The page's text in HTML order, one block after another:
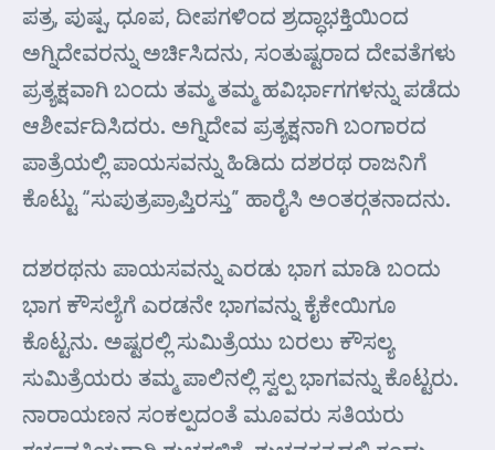
ಪತ್ರ, ಪುಷ್ಪ, ಧೂಪ, ದೀಪಗಳಿಂದ ಶ್ರದ್ಧಾಭಕ್ತಿಯಿಂದ
ಅಗ್ನಿದೇವರನ್ನು ಅರ್ಚಿಸಿದನು, ಸಂತುಷ್ಟರಾದ ದೇವತೆಗಳು
ಪ್ರತ್ಯಕ್ಷವಾಗಿ ಬಂದು ತಮ್ಮ ತಮ್ಮ ಹವಿರ್ಭಾಗಗಳನ್ನು ಪಡೆದು
ಆಶೀರ್ವದಿಸಿದರು. ಅಗ್ನಿದೇವ ಪ್ರತ್ಯಕ್ಷನಾಗಿ ಬಂಗಾರದ
ಪಾತ್ರೆಯಲ್ಲಿ ಪಾಯಸವನ್ನು ಹಿಡಿದು ದಶರಥ ರಾಜನಿಗೆ
ಕೊಟ್ಟು “ಸುಪುತ್ರಪ್ರಾಪ್ತಿರಸ್ತು” ಹಾರೈಸಿ ಅಂತರ್‍ಗತನಾದನು.
ದಶರಥನು ಪಾಯಸವನ್ನು ಎರಡು ಭಾಗ ಮಾಡಿ ಬಂದು
ಭಾಗ ಕೌಸಲ್ಯೆಗೆ ಎರಡನೇ ಭಾಗವನ್ನು ಕೈಕೇಯಿಗೂ
ಕೊಟ್ಟನು. ಅಷ್ಟರಲ್ಲಿ ಸುಮಿತ್ರೆಯು ಬರಲು ಕೌಸಲ್ಯ
ಸುಮಿತ್ರೆಯರು ತಮ್ಮ ಪಾಲಿನಲ್ಲಿ ಸ್ವಲ್ಪ ಭಾಗವನ್ನು ಕೊಟ್ಟರು.
ನಾರಾಯಣನ ಸಂಕಲ್ಪದಂತೆ ಮೂವರು ಸತಿಯರು